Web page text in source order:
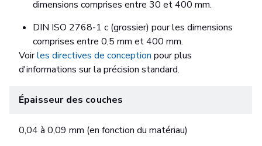
dimensions comprises entre 30 et 400 mm.
DIN ISO 2768-1 c (grossier) pour les dimensions
comprises entre 0,5 mm et 400 mm.
Voirles directives de conception pour plus
d'informations sur la précision standard.
Épaisseur des couches
0,04 à 0,09 mm (en fonction du matériau)